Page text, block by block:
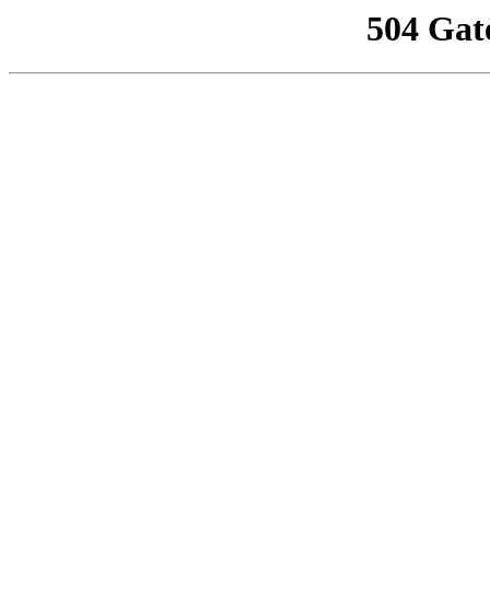
504